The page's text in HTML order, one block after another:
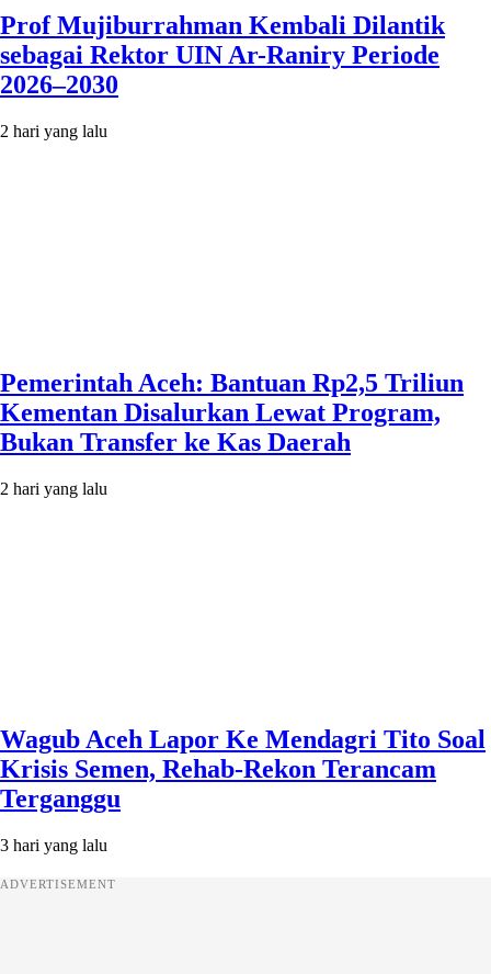
Prof Mujiburrahman Kembali Dilantik
sebagai Rektor UIN Ar-Raniry Periode
2026–2030
2 hari yang lalu
Pemerintah Aceh: Bantuan Rp2,5 Triliun
Kementan Disalurkan Lewat Program,
Bukan Transfer ke Kas Daerah
2 hari yang lalu
Wagub Aceh Lapor Ke Mendagri Tito Soal
Krisis Semen, Rehab-Rekon Terancam
Terganggu
3 hari yang lalu
ADVERTISEMENT